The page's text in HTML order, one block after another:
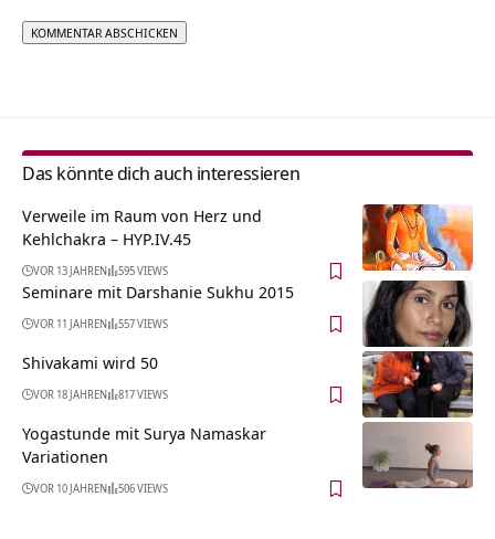
Das könnte dich auch interessieren
Verweile im Raum von Herz und
Kehlchakra – HYP.IV.45
VOR 13 JAHREN 595 VIEWS
Seminare mit Darshanie Sukhu 2015
VOR 11 JAHREN 557 VIEWS
Shivakami wird 50
VOR 18 JAHREN 817 VIEWS
Yogastunde mit Surya Namaskar
Variationen
VOR 10 JAHREN 506 VIEWS